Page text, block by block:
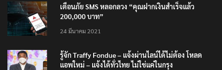
เตือนภัย SMS หลอกลวง “คุณฝากเงินสำเร็จแล้ว
200,000 บาท”
24 มีนาคม 2021
รู้จัก Traffy Fondue – แจ้งผ่านไลน์ได้ไม่ต้อง โหลด
แอพใหม่ – แจ้งได้ทั่วไทย ไม่ใช่แค่ในกรุง